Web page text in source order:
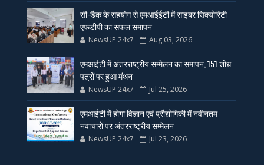
सी-डैक के सहयोग से एमआईईटी में साइबर सिक्योरिटी
एफडीपी का सफल समापन
NewsUP 24x7 Aug 03, 2026
एमआईटी में अंतरराष्ट्रीय सम्मेलन का समापन, 151 शोध
पत्रों पर हुआ मंथन
NewsUP 24x7 Jul 25, 2026
एमआईटी में होगा विज्ञान एवं प्रौद्योगिकी में नवीनतम
नवाचारों पर अंतरराष्ट्रीय सम्मेलन
NewsUP 24x7 Jul 23, 2026